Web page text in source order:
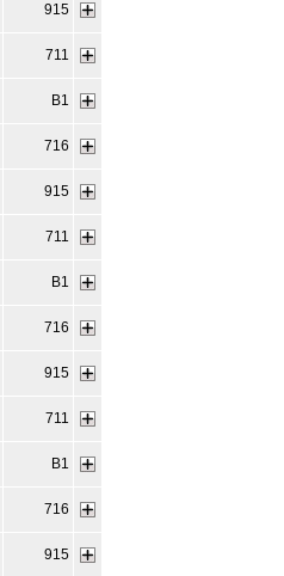
915
711
B1
716
915
711
B1
716
915
711
B1
716
915